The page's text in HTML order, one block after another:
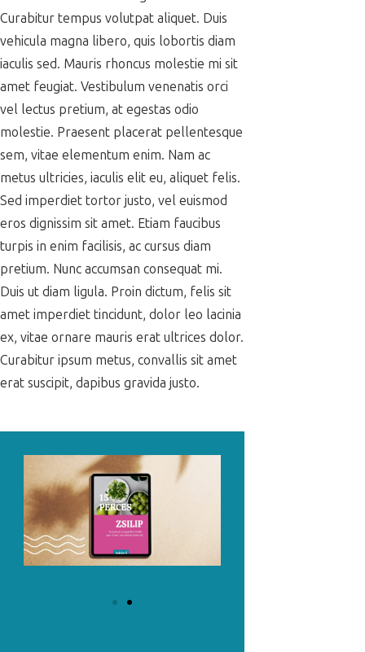
Curabitur tempus volutpat aliquet. Duis
vehicula magna libero, quis lobortis diam
iaculis sed. Mauris rhoncus molestie mi sit
amet feugiat. Vestibulum venenatis orci
vel lectus pretium, at egestas odio
molestie. Praesent placerat pellentesque
sem, vitae elementum enim. Nam ac
metus ultricies, iaculis elit eu, aliquet felis.
Sed imperdiet tortor justo, vel euismod
eros dignissim sit amet. Etiam faucibus
turpis in enim facilisis, ac cursus diam
pretium. Nunc accumsan consequat mi.
Duis ut diam ligula. Proin dictum, felis sit
amet imperdiet tincidunt, dolor leo lacinia
ex, vitae ornare mauris erat ultrices dolor.
Curabitur ipsum metus, convallis sit amet
erat suscipit, dapibus gravida justo.